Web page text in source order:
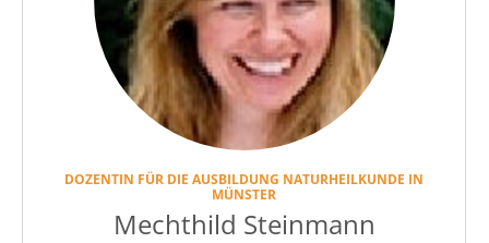
DOZENTIN FÜR DIE AUSBILDUNG NATURHEILKUNDE IN
MÜNSTER
Mechthild Steinmann